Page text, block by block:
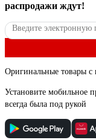
распродажи ждут!
Оригинальные товары с
Установите мобильное
всегда была под рукой